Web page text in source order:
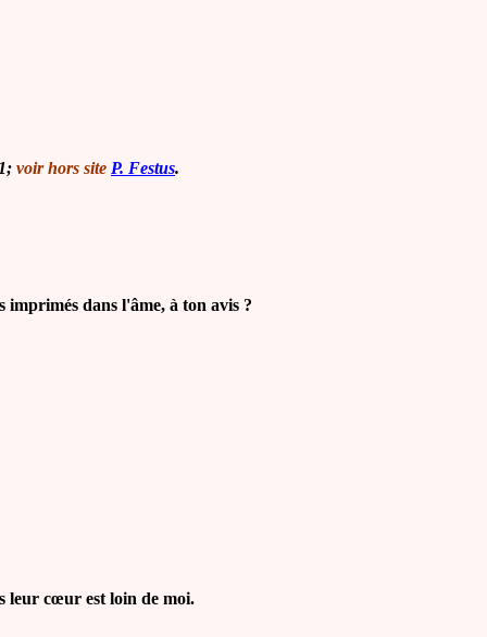
voir hors site P. Festus.
dans l'âme, à ton avis ?
leur cœur est loin de moi.